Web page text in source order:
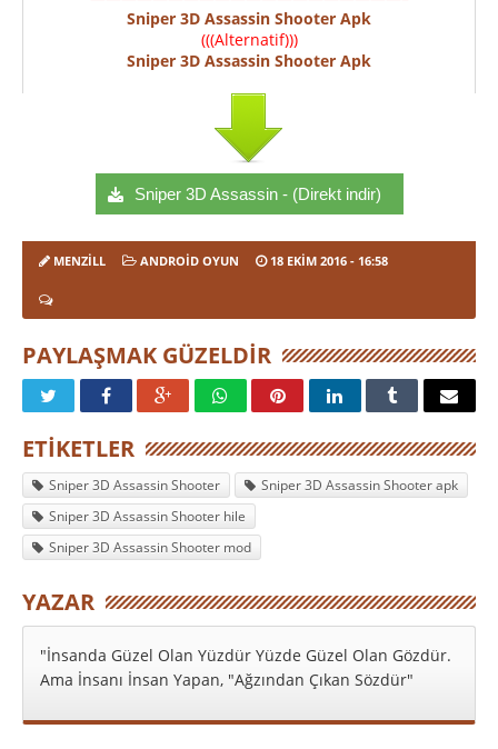
Sniper 3D Assassin Shooter Apk
(((Alternatif)))
Sniper 3D Assassin Shooter Apk
Sniper 3D Assassin - (Direkt indir)
MENZILL ANDROID OYUN 18 EKIM 2016 - 16:58
PAYLAŞMAK GÜZELDIR
ETIKETLER
Sniper 3D Assassin Shooter
Sniper 3D Assassin Shooter apk
Sniper 3D Assassin Shooter hile
Sniper 3D Assassin Shooter mod
YAZAR
"İnsanda Güzel Olan Yüzdür Yüzde Güzel Olan Gözdür.
Ama İnsanı İnsan Yapan, "Ağzından Çıkan Sözdür"